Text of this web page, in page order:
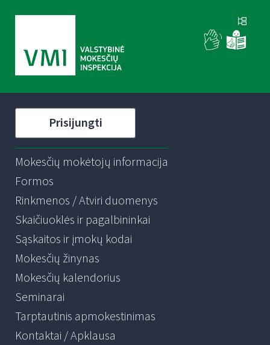
Prisijungti
Mokesčių mokėtojų informacija
Formos
Rinkmenos / Atviri duomenys
Skaičiuoklės ir pagalbininkai
Sąskaitos ir įmokų kodai
Mokesčių žinynas
Mokesčių kalendorius
Seminarai
Tarptautinis apmokestinimas
Kontaktai / Apklausa